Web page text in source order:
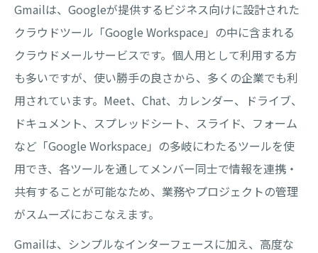
Gmailは、Googleが提供するビジネス向けに設計された
クラウドツール「Google Workspace」の中に含まれる
クラウドメールサービスです。個人用として利用する方
も多いですが、使い勝手の良さから、多くの企業でも利
用されています。Meet、Chat、カレンダー、ドライブ、
ドキュメント、スプレッドシート、スライド、フォーム
など「Google Workspace」の多岐にわたるツールを使
用でき、各ツールを通してメンバー同士で情報を連携・
共有することが可能なため、業務やプロジェクトの管理
がスムーズにおこなえます。
Gmailは、シンプルなインターフェースに加え、高度な